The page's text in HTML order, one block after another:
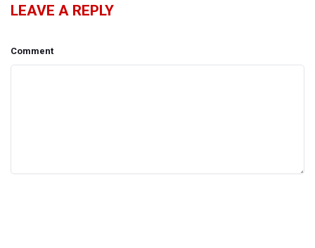
LEAVE A REPLY
Comment